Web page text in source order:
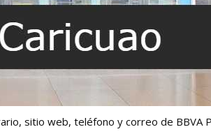
sitio web, teléfono y correo de BBVA